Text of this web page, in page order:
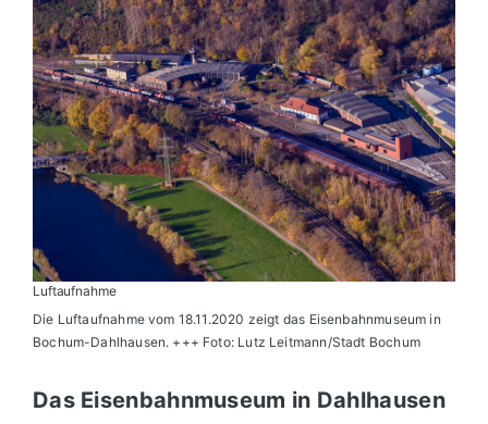
Luftaufnahme
Die Luftaufnahme vom 18.11.2020 zeigt das Eisenbahnmuseum in
Bochum-Dahlhausen. +++ Foto: Lutz Leitmann/Stadt Bochum
Das Eisenbahnmuseum in Dahlhausen